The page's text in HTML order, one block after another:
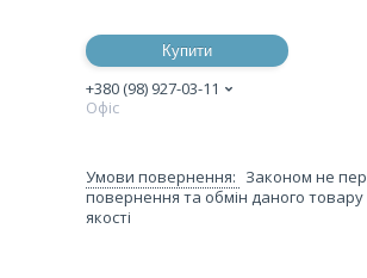
Купити
+380 (98) 927-03-11
Офіс
Законом не
повернення та обмін даного товару
якості